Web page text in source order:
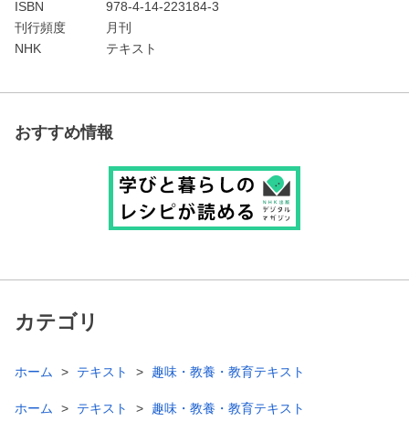
ISBN
978-4-14-223184-3
刊行頻度
月刊
NHK
テキスト
おすすめ情報
カテゴリ
ホーム テキスト 趣味・教養・教育テキスト
ホーム テキスト 趣味・教養・教育テキスト